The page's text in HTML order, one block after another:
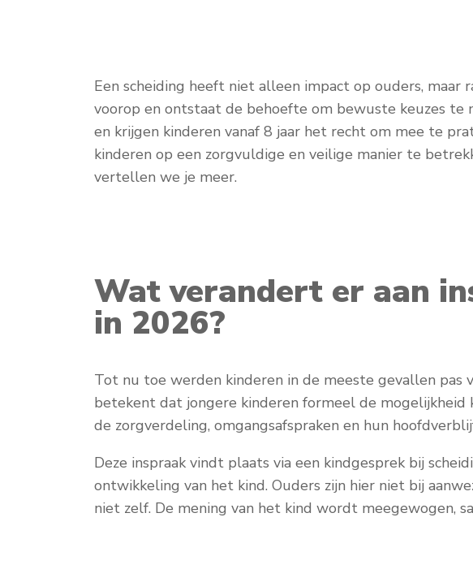
Een scheiding heeft niet alleen impact op ouders, maar
voorop en ontstaat de behoefte om bewuste keuzes
en krijgen kinderen vanaf 8 jaar het recht om mee te
kinderen op een zorgvuldige en veilige manier te
vertellen we je meer.
Wat verandert er aan
in 2026?
Tot nu toe werden kinderen in de meeste gevallen pas
betekent dat jongere kinderen formeel de mogelijkheid
de zorgverdeling, omgangsafspraken en hun
Deze inspraak vindt plaats via een kindgesprek bij
ontwikkeling van het kind. Ouders zijn hier niet bij
niet zelf. De mening van het kind wordt meegewogen,